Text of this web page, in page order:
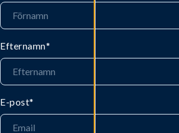
Efternamn*
E-post*